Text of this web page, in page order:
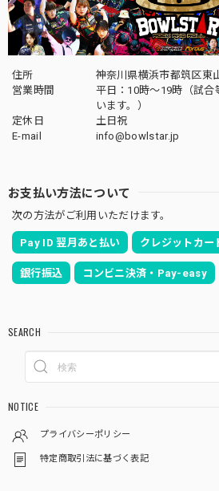
住所
神奈川県横浜市都筑区東
営業時間
平日：10時～19時（試
います。）
定休日
土日祝
E-mail
info@bowlstar.jp
お支払い方法について
次の方法がご利用いただけます。
Pay ID 翌月あと払い クレジットカー
銀行振込 コンビニ決済・Pay-easy
SEARCH
NOTICE
プライバシーポリシー
特定商取引法に基づく表記